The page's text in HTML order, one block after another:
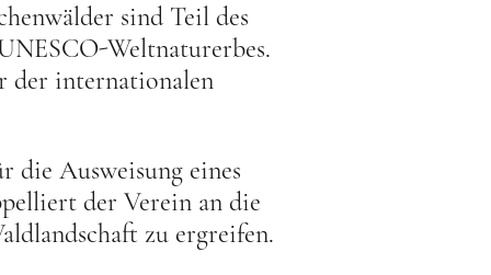
sind Teil des
Weltnaturerbes.
der internationalen
die Ausweisung eines
der Verein an die
zu ergreifen.